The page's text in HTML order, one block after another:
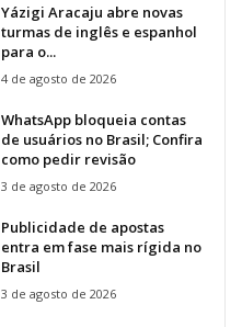
Yázigi Aracaju abre novas
turmas de inglês e espanhol
para o...
4 de agosto de 2026
WhatsApp bloqueia contas
de usuários no Brasil; Confira
como pedir revisão
3 de agosto de 2026
Publicidade de apostas
entra em fase mais rígida no
Brasil
3 de agosto de 2026